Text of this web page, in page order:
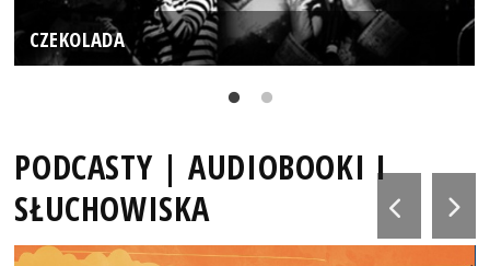
CZEKOLADA
PODCASTY | AUDIOBOOKI I
SŁUCHOWISKA